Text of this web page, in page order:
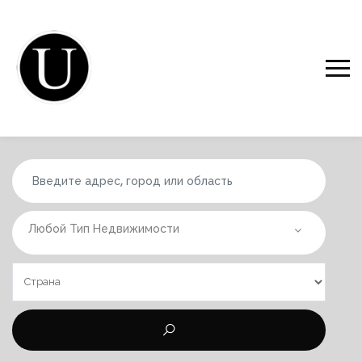
Любой Тип Недвижимости